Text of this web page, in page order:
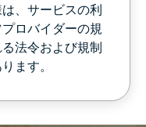
、サービスの利
ロバイダーの規
法令および規制
ます。